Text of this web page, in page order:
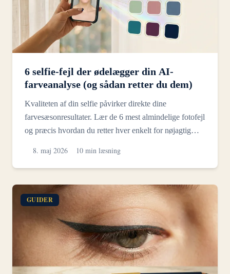
6 selfie-fejl der ødelægger din AI-
farveanalyse (og sådan retter du dem)
Kvaliteten af din selfie påvirker direkte dine
farvesæsonresultater. Lær de 6 mest almindelige fotofejl
og præcis hvordan du retter hver enkelt for nøjagtig
8. maj 2026 10 min læsning
GUIDER